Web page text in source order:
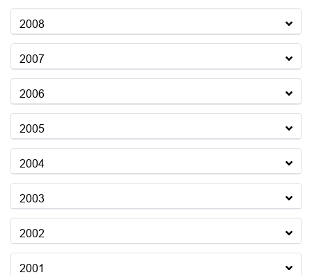
2008
2007
2006
2005
2004
2003
2002
2001